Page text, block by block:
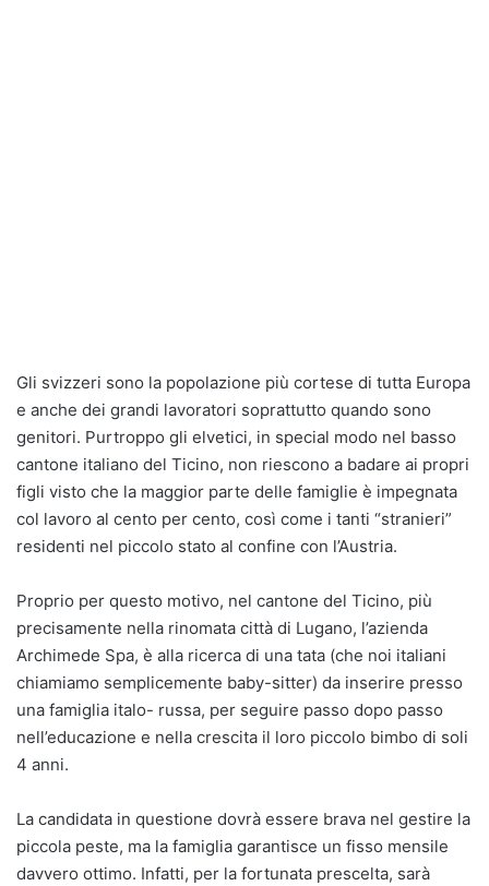
Gli svizzeri sono la popolazione più cortese di tutta Europa
e anche dei grandi lavoratori soprattutto quando sono
genitori. Purtroppo gli elvetici, in special modo nel basso
cantone italiano del Ticino, non riescono a badare ai propri
figli visto che la maggior parte delle famiglie è impegnata
col lavoro al cento per cento, così come i tanti “stranieri”
residenti nel piccolo stato al confine con l’Austria.
Proprio per questo motivo, nel cantone del Ticino, più
precisamente nella rinomata città di Lugano, l’azienda
Archimede Spa, è alla ricerca di una tata (che noi italiani
chiamiamo semplicemente baby-sitter) da inserire presso
una famiglia italo- russa, per seguire passo dopo passo
nell’educazione e nella crescita il loro piccolo bimbo di soli
4 anni.
La candidata in questione dovrà essere brava nel gestire la
piccola peste, ma la famiglia garantisce un fisso mensile
davvero ottimo. Infatti, per la fortunata prescelta, sarà